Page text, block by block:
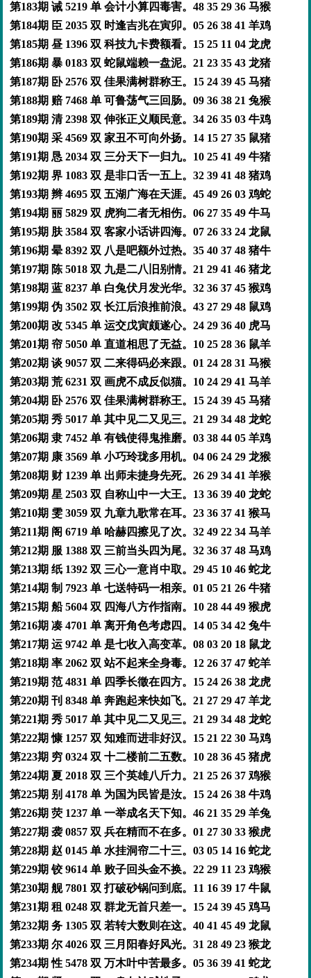
第183期 诫 5219 单 会计小算四毒害。48 35 29 36 马猴
第184期 臣 2035 双 时逢吉兆在寅卯。05 26 38 41 羊鸡
第185期 昼 1396 双 科技九卡费额看。15 25 11 04 龙虎
第186期 暴 0183 双 蛇鼠端赖一盘泥。21 23 35 43 龙猪
第187期 卧 2576 双 佳果满树群称王。15 24 39 45 马猪
第188期 赔 7468 单 可鲁荡气三回肠。09 36 38 21 兔猴
第189期 清 2398 双 伸张正义顺民意。34 26 35 03 牛鸡
第190期 采 4569 双 家丑不可向外扬。14 15 27 35 鼠猪
第191期 恳 2034 双 三分天下一归九。10 25 41 49 牛猪
第192期 界 1083 双 是非口舌一五上。32 39 41 48 猪鸡
第193期 辫 4695 双 五湖广海在天涯。45 49 26 03 鸡蛇
第194期 丽 5829 双 虎狗二者无相伤。06 27 35 49 牛马
第195期 肤 3584 双 客家小话讲四海。07 26 33 24 龙鼠
第196期 晕 8392 双 八是吧额外过热。35 40 37 48 猪牛
第197期 陈 5018 双 九是二八旧别情。21 29 41 46 猪龙
第198期 蓝 8237 单 白兔伏月发光华。32 36 37 45 猴鸡
第199期 伪 3502 双 长江后浪推前浪。43 27 29 48 鼠鸡
第200期 改 5345 单 运交戊寅颇遂心。24 29 36 40 虎马
第201期 帘 5050 单 直道相思了无益。10 25 28 36 鼠羊
第202期 谈 9057 双 二来得码必来跟。01 24 28 31 马猴
第203期 荒 6231 双 画虎不成反似猫。10 24 29 41 马羊
第204期 卧 2576 双 佳果满树群称王。15 24 39 45 马猪
第205期 秀 5017 单 其中见二又见三。21 29 34 48 龙蛇
第206期 隶 7452 单 有钱使得鬼推磨。03 38 44 05 羊鸡
第207期 康 3569 单 小巧玲珑多用机。04 06 24 29 龙猴
第208期 财 1239 单 出师未捷身先死。26 29 34 41 羊猴
第209期 星 2503 双 自称山中一大王。13 36 39 40 龙蛇
第210期 雯 3059 双 九章九歌常在耳。23 36 37 41 猴马
第211期 阁 6719 单 哈赫四擦见了次。32 49 22 34 马羊
第212期 服 1388 双 三前当头四为尾。32 36 37 48 马鸡
第213期 纸 1392 双 三心一意肖中取。29 45 10 46 蛇龙
第214期 制 7923 单 七送特码一相亲。01 05 21 26 牛猪
第215期 船 5604 双 四海八方作指南。10 28 44 49 猴虎
第216期 凑 4701 单 离开角色考虑四。14 05 34 42 兔牛
第217期 运 9742 单 是七收入高变革。08 03 20 18 鼠龙
第218期 率 2062 双 站不起来全身毒。12 26 37 47 蛇羊
第219期 范 4831 单 四季长徵在四方。15 24 26 38 龙虎
第220期 刊 8348 单 奔跑起来快如飞。21 27 29 47 羊龙
第221期 秀 5017 单 其中见二又见三。21 29 34 48 龙蛇
第222期 慷 1257 双 知难而进非好汉。15 21 22 30 马鸡
第223期 穷 0324 双 十二楼前二五数。10 28 36 45 猪虎
第224期 夏 2018 双 三个英雄八斤力。21 25 26 37 鸡猴
第225期 别 4178 单 为国为民皆是汝。15 24 26 38 牛鸡
第226期 荧 1237 单 一举成名天下知。46 21 35 29 羊兔
第227期 袭 0857 双 兵在精而不在多。01 27 30 33 猴虎
第228期 赵 0145 单 水挂洞帘二十三。03 05 14 16 蛇龙
第229期 铰 9614 单 败子回头金不换。22 29 11 23 鸡猴
第230期 舰 7801 双 打破砂锅问到底。11 16 39 17 牛鼠
第231期 租 0248 双 群龙无首只差一。15 24 39 45 鸡马
第232期 务 1305 双 若转大数则在这。40 41 45 49 龙鼠
第233期 尔 4026 双 三月阳春好风光。31 28 49 23 猴龙
第234期 性 5478 双 万木叶中苦最多。05 36 39 41 蛇龙